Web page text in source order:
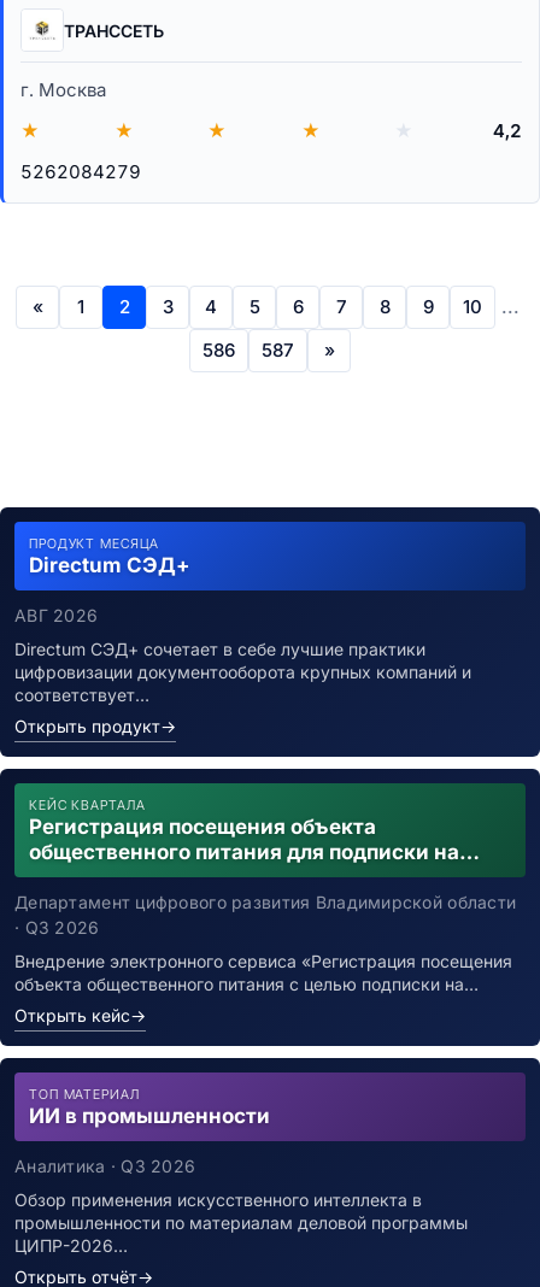
ТРАНССЕТЬ
г. Москва
★
★ ★ ★ ★
4,2
5262084279
« 1 2 3 4 5 6 7 8 9 10
...
586
587 »
ПРОДУКТ МЕСЯЦА
Directum СЭД+
АВГ 2026
Directum СЭД+ сочетает в себе лучшие практики
цифровизации документооборота крупных компаний и
соответствует…
Открыть продукт→
КЕЙС КВАРТАЛА
Регистрация посещения объекта
общественного питания для подписки на
уведомления о возможном контакте с
заболевшим новой коронавирусной
инфекцией
Департамент цифрового развития Владимирской области
· Q3 2026
Внедрение электронного сервиса «Регистрация посещения
объекта общественного питания с целью подписки на…
Открыть кейс→
ТОП МАТЕРИАЛ
ИИ в промышленности
Аналитика · Q3 2026
Обзор применения искусственного интеллекта в
промышленности по материалам деловой программы
ЦИПР-2026…
Открыть отчёт→